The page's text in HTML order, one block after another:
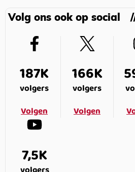
Volg ons ook op social
187K
volgers
Volgen
166K
volgers
Volgen
7,5K